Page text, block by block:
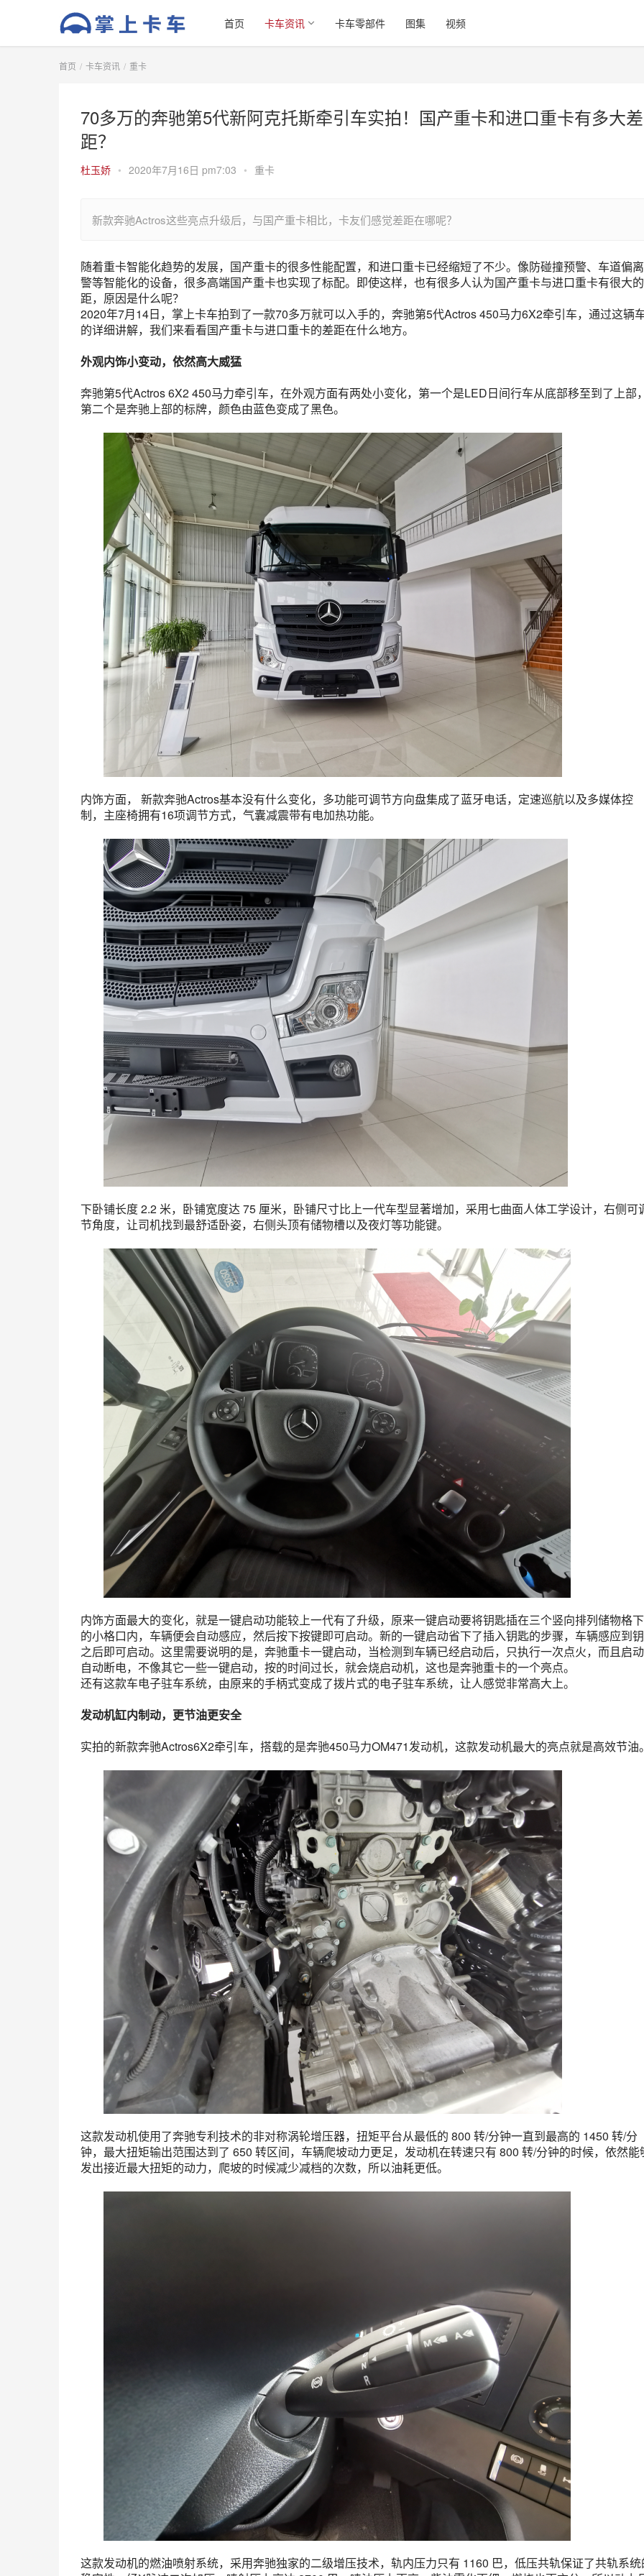
首页 卡车资讯 卡车零部件 图集 视频
首页 卡车资讯 重卡
70多万的奔驰第5代新阿克托斯牵引车实拍！国产重卡和进口重卡有多大差
距？
杜玉娇 • 2020年7月16日 pm7:03 • 重卡
新款奔驰Actros这些亮点升级后，与国产重卡相比，卡友们感觉差距在哪呢？
随着重卡智能化趋势的发展，国产重卡的很多性能配置，和进口重卡已经缩短了不少。像防碰撞预警、车道偏
警等智能化的设备，很多高端国产重卡也实现了标配。即使这样，也有很多人认为国产重卡与进口重卡有很大
距，原因是什么呢？
2020年7月14日，掌上卡车拍到了一款70多万就可以入手的，奔驰第5代Actros 450马力6X2牵引车，通过这辆
的详细讲解，我们来看看国产重卡与进口重卡的差距在什么地方。
外观内饰小变动，依然高大威猛
奔驰第5代Actros 6X2 450马力牵引车，在外观方面有两处小变化，第一个是LED日间行车从底部移至到了上部
第二个是奔驰上部的标牌，颜色由蓝色变成了黑色。
内饰方面， 新款奔驰Actros基本没有什么变化，多功能可调节方向盘集成了蓝牙电话，定速巡航以及多媒体控
制，主座椅拥有16项调节方式，气囊减震带有电加热功能。
下卧铺长度 2.2 米，卧铺宽度达 75 厘米，卧铺尺寸比上一代车型显著增加，采用七曲面人体工学设计，右侧可
节角度，让司机找到最舒适卧姿，右侧头顶有储物槽以及夜灯等功能键。
内饰方面最大的变化，就是一键启动功能较上一代有了升级，原来一键启动要将钥匙插在三个竖向排列储物格
的小格口内，车辆便会自动感应，然后按下按键即可启动。新的一键启动省下了插入钥匙的步骤，车辆感应到
之后即可启动。这里需要说明的是，奔驰重卡一键启动，当检测到车辆已经启动后，只执行一次点火，而且启
自动断电，不像其它一些一键启动，按的时间过长，就会烧启动机，这也是奔驰重卡的一个亮点。
还有这款车电子驻车系统，由原来的手柄式变成了拨片式的电子驻车系统，让人感觉非常高大上。
发动机缸内制动，更节油更安全
实拍的新款奔驰Actros6X2牵引车，搭载的是奔驰450马力OM471发动机，这款发动机最大的亮点就是高效节油
这款发动机使用了奔驰专利技术的非对称涡轮增压器，扭矩平台从最低的 800 转/分钟一直到最高的 1450 转/分
钟，最大扭矩输出范围达到了 650 转区间，车辆爬坡动力更足，发动机在转速只有 800 转/分钟的时候，依然能
发出接近最大扭矩的动力，爬坡的时候减少减档的次数，所以油耗更低。
这款发动机的燃油喷射系统，采用奔驰独家的二级增压技术，轨内压力只有 1160 巴，低压共轨保证了共轨系